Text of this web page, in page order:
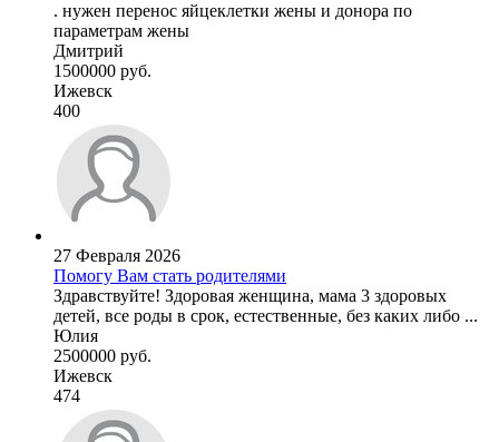
. нужен перенос яйцеклетки жены и донора по
параметрам жены
Дмитрий
1500000 руб.
Ижевск
400
27 Февраля 2026
Помогу Вам стать родителями
Здравствуйте! Здоровая женщина, мама 3 здоровых
детей, все роды в срок, естественные, без каких либо ...
Юлия
2500000 руб.
Ижевск
474